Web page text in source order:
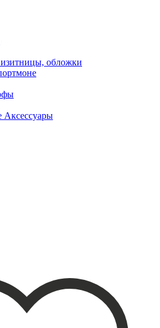
обложки
Аксесcуары